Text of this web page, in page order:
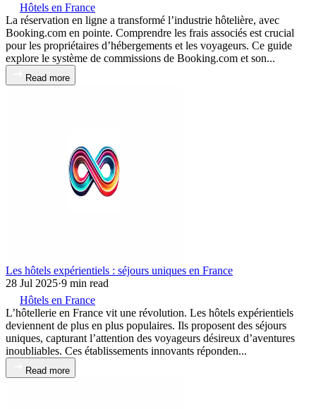
Hôtels en France
La réservation en ligne a transformé l’industrie hôtelière, avec
Booking.com en pointe. Comprendre les frais associés est crucial
pour les propriétaires d’hébergements et les voyageurs. Ce guide
explore le système de commissions de Booking.com et son...
Read more
Les hôtels expérientiels : séjours uniques en France
28 Jul 2025·9 min read
Hôtels en France
L’hôtellerie en France vit une révolution. Les hôtels expérientiels
deviennent de plus en plus populaires. Ils proposent des séjours
uniques, capturant l’attention des voyageurs désireux d’aventures
inoubliables. Ces établissements innovants réponden...
Read more